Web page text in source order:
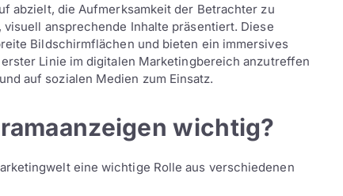
abzielt, die Aufmerksamkeit der Betrachter zu
ansprechende Inhalte präsentiert. Diese
Bildschirmflächen und bieten ein immersives
Linie im digitalen Marketingbereich anzutreffen
auf sozialen Medien zum Einsatz.
wichtig?
eine wichtige Rolle aus verschiedenen